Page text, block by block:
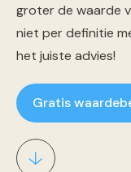
groter de waarde
niet per definitie
het juiste advies!
Gratis